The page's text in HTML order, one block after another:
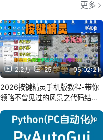
更多
2.2万 25 05:02:21
App
2026按键精灵手机版教程-带你
领略不曾见过的风景之代码结构
App